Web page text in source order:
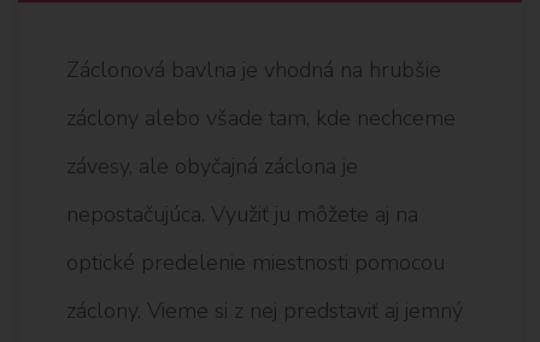
Záclonová bavlna je vhodná na hrubšie
záclony alebo všade tam, kde nechceme
závesy, ale obyčajná záclona je
nepostačujúca. Využiť ju môžete aj na
optické predelenie miestnosti pomocou
záclony. Vieme si z nej predstaviť aj jemný